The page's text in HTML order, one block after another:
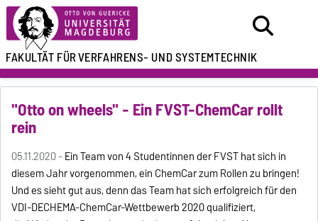
FAKULTÄT FÜRVERFAHRENS- UND SYSTEMTECHNIK
"Otto on wheels" - Ein FVST-ChemCar rollt
rein
05.11.2020 -Ein Team von 4 Studentinnen der FVST hat sich in
diesem Jahr vorgenommen, ein ChemCar zum Rollen zu bringen!
Und es sieht gut aus, denn das Team hat sich erfolgreich für den
VDI-DECHEMA-ChemCar-Wettbewerb 2020 qualifiziert,